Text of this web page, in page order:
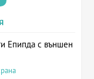
Епипда с външен